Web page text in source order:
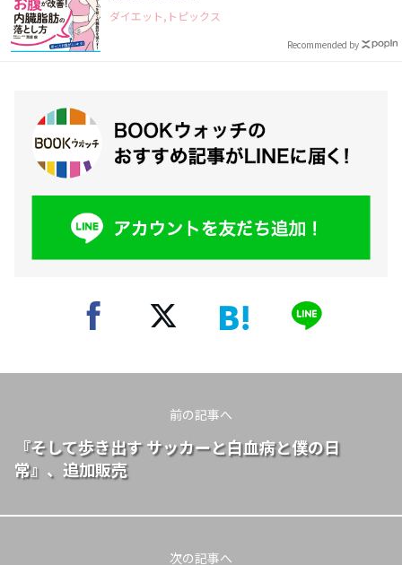
ダイエット,トピックス
Recommended by
前の記事へ
『そして歩き出す サッカーと白血病と僕の日
常』、追加販売
次の記事へ